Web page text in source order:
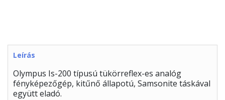
Leírás
Olympus Is-200 típusú tükörreflex-es analóg
fényképezőgép, kitűnő állapotú, Samsonite táskával
együtt eladó.